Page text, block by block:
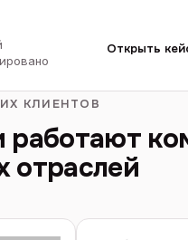
Открыть
КЛИЕНТОВ
работают
отраслей